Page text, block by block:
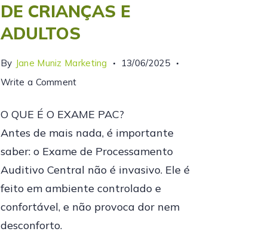
DE CRIANÇAS E
ADULTOS
By Jane Muniz Marketing
13/06/2025
Write a Comment
O QUE É O EXAME PAC?
Antes de mais nada, é importante
saber: o Exame de Processamento
Auditivo Central não é invasivo. Ele é
feito em ambiente controlado e
confortável, e não provoca dor nem
desconforto.